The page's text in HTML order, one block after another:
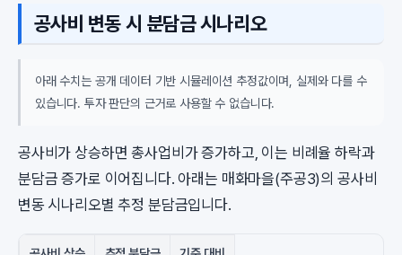
공사비 변동 시 분담금 시나리오
아래 수치는 공개 데이터 기반 시뮬레이션 추정값이며, 실제와 다를 수
있습니다. 투자 판단의 근거로 사용할 수 없습니다.
공사비가 상승하면 총사업비가 증가하고, 이는 비례율 하락과
분담금 증가로 이어집니다. 아래는 매화마을(주공3)의 공사비
변동 시나리오별 추정 분담금입니다.